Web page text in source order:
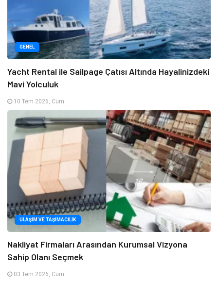
GENEL
Yacht Rental ile Sailpage Çatısı Altında Hayalinizdeki
Mavi Yolculuk
10 Tem 2026, Cum
ULAŞIM VE TAŞIMACILIK
Nakliyat Firmaları Arasından Kurumsal Vizyona
Sahip Olanı Seçmek
03 Tem 2026, Cum